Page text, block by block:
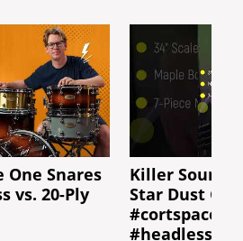
One Snares
vs. 20-Ply
Killer Sound:
Star Dust